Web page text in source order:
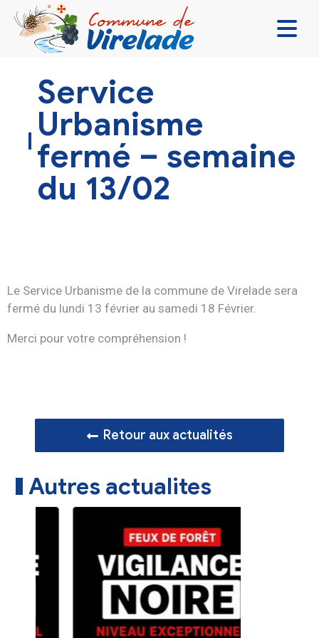
VIVRE ENSEMBLE
SE DIVERTIR
DÉCOUVRIR
CONTACT
Service
Urbanisme
fermé – semaine
du 13/02
Le Service Urbanisme de la commune de Virelade sera
fermé du lundi 13 février au samedi 18 Février.
Merci pour votre compréhension !
Retour aux actualités
Autres actualites